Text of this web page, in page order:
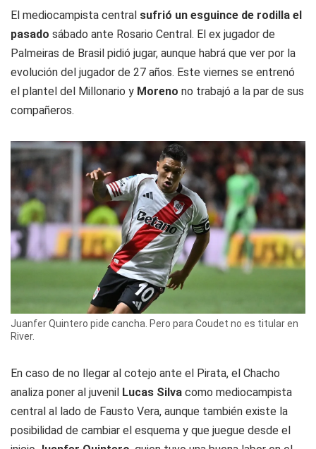
El mediocampista central sufrió un esguince de rodilla el
pasado sábado ante Rosario Central. El ex jugador de
Palmeiras de Brasil pidió jugar, aunque habrá que ver por la
evolución del jugador de 27 años. Este viernes se entrenó
el plantel del Millonario y Moreno no trabajó a la par de sus
compañeros.
Juanfer Quintero pide cancha. Pero para Coudet no es titular en
River.
En caso de no llegar al cotejo ante el Pirata, el Chacho
analiza poner al juvenil Lucas Silva como mediocampista
central al lado de Fausto Vera, aunque también existe la
posibilidad de cambiar el esquema y que juegue desde el